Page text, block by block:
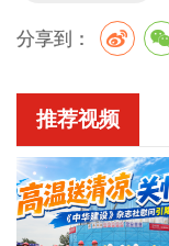
分享到：
推荐视频